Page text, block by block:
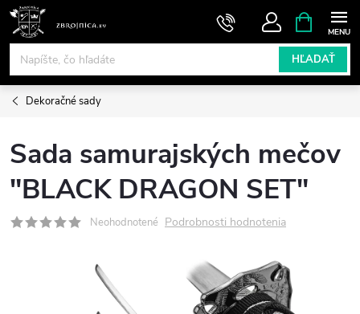
Prejsť
obsah
HĽADAŤ
KOŠÍK
Dekoračné sady
Sada samurajských mečov
"BLACK DRAGON SET"
Neohodnotené Podrobnosti hodnotenia